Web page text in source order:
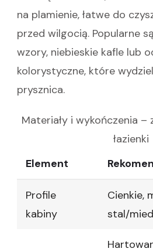
na plamienie, łatwe do
przed wilgocią. Popularne
wzory, niebieskie kafle lub
kolorystyczne, które
prysznica.
Materiały i wykończenia –
łazienki
Element
Profile
kabiny
Cienkie,
stal/